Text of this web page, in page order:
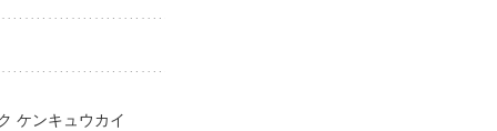
ケンキュウカイ